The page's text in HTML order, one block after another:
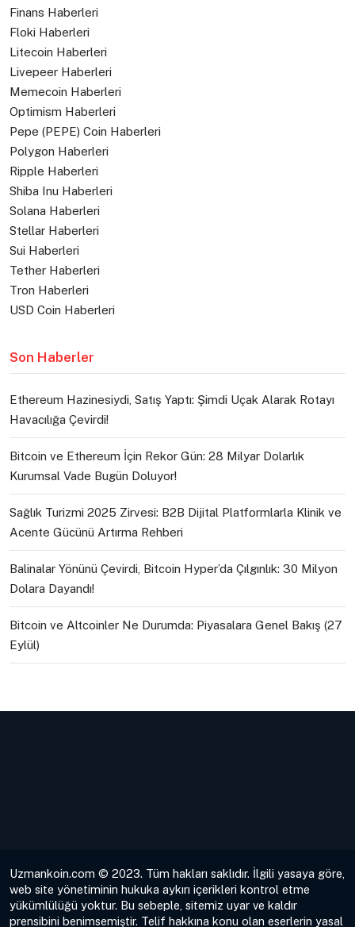
Finans Haberleri
Floki Haberleri
Litecoin Haberleri
Livepeer Haberleri
Memecoin Haberleri
Optimism Haberleri
Pepe (PEPE) Coin Haberleri
Polygon Haberleri
Ripple Haberleri
Shiba Inu Haberleri
Solana Haberleri
Stellar Haberleri
Sui Haberleri
Tether Haberleri
Tron Haberleri
USD Coin Haberleri
Son Haberler
Ethereum Hazinesiydi, Satış Yaptı: Şimdi Uçak Alarak Rotayı
Havacılığa Çevirdi!
Bitcoin ve Ethereum İçin Rekor Gün: 28 Milyar Dolarlık
Kurumsal Vade Bugün Doluyor!
Sağlık Turizmi 2025 Zirvesi: B2B Dijital Platformlarla Klinik ve
Acente Gücünü Artırma Rehberi
Balinalar Yönünü Çevirdi, Bitcoin Hyper’da Çılgınlık: 30 Milyon
Dolara Dayandı!
Bitcoin ve Altcoinler Ne Durumda: Piyasalara Genel Bakış (27
Eylül)
Uzmankoin.com © 2023. Tüm hakları saklıdır. İlgili yasaya göre,
web site yönetiminin hukuka aykırı içerikleri kontrol etme
yükümlülüğü yoktur. Bu sebeple, sitemiz uyar ve kaldır
prensibini benimsemiştir. Telif hakkına konu olan eserlerin yasal